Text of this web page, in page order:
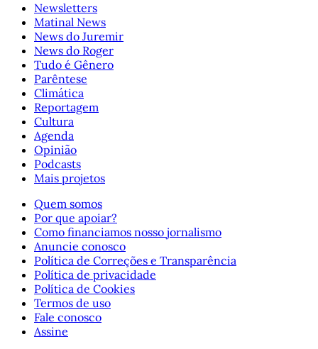
Newsletters
Matinal News
News do Juremir
News do Roger
Tudo é Gênero
Parêntese
Climática
Reportagem
Cultura
Agenda
Opinião
Podcasts
Mais projetos
Quem somos
Por que apoiar?
Como financiamos nosso jornalismo
Anuncie conosco
Política de Correções e Transparência
Política de privacidade
Política de Cookies
Termos de uso
Fale conosco
Assine